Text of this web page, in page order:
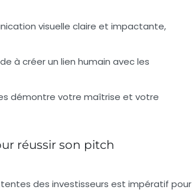
visuelle claire et impactante,
à créer un lien humain avec les
démontre votre maîtrise et votre
réussir son pitch
des investisseurs est impératif pour